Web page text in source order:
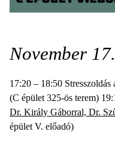
November 17.
17:20 – 18:50
(C épület 325-ös terem)
Dr. Király Gáborral, Dr.
épület V. előadó)